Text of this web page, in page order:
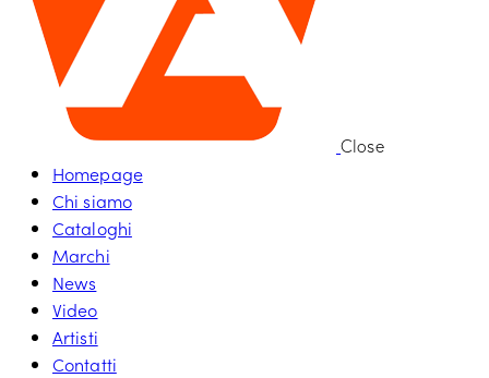
Close
Homepage
Chi siamo
Cataloghi
Marchi
News
Video
Artisti
Contatti